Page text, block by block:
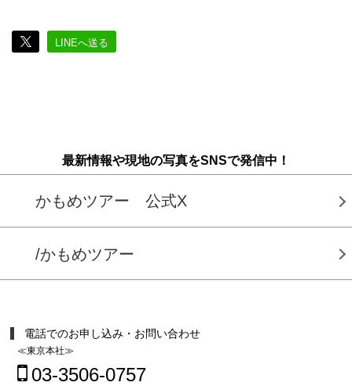
LINEへ送る
最新情報や現地の写真をSNSで発信中！
かもめツアー 公式X
/かもめツアー
電話でのお申し込み・お問い合わせ
≪東京本社≫
03-3506-0757